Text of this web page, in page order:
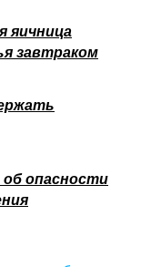
яичница
завтраком
об опасности